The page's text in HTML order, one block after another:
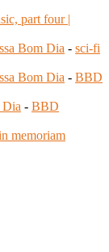
part four |
Bom Dia - sci-fi
Bom Dia - BBD
Dia - BBD
memoriam